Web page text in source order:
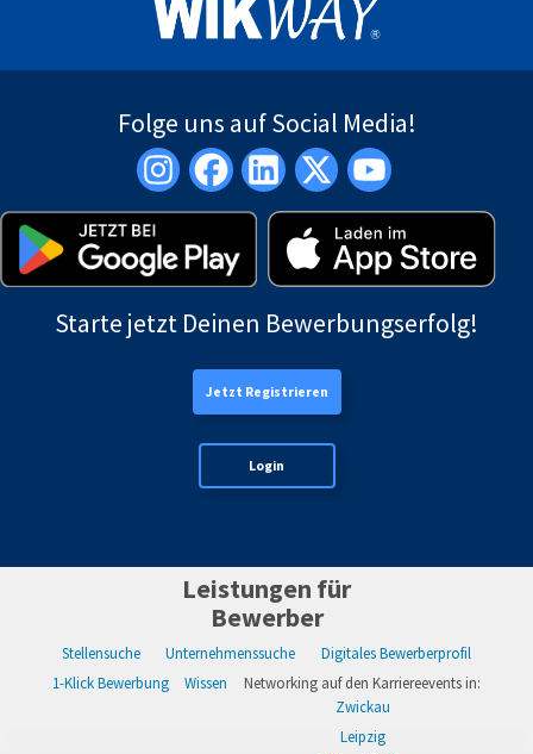
Folge uns auf Social Media!
Starte jetzt Deinen Bewerbungserfolg!
Jetzt Registrieren
Login
Leistungen für
Bewerber
Stellensuche Unternehmenssuche
Digitales Bewerberprofil
1-Klick Bewerbung
Wissen
Networking auf den Karriereevents in:
Zwickau
Leipzig